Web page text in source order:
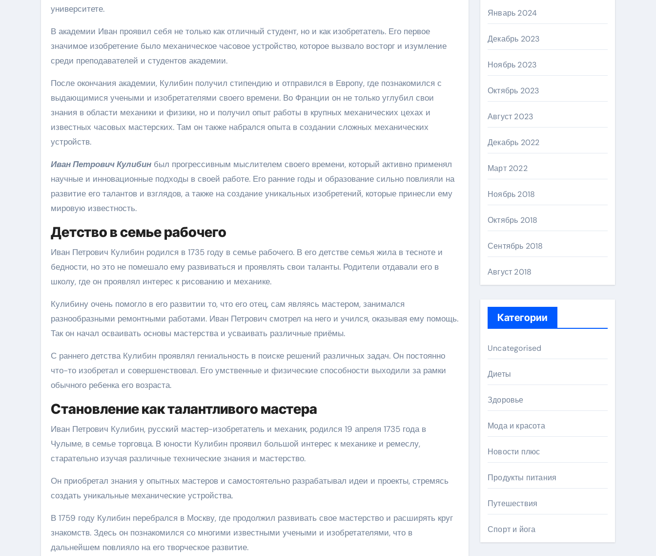
университете.
В академии Иван проявил себя не только как отличный студент, но и как изобретатель. Его первое
значимое изобретение было механическое часовое устройство, которое вызвало восторг и изумление
среди преподавателей и студентов академии.
После окончания академии, Кулибин получил стипендию и отправился в Европу, где познакомился с
выдающимися учеными и изобретателями своего времени. Во Франции он не только углубил свои
знания в области механики и физики, но и получил опыт работы в крупных механических цехах и
известных часовых мастерских. Там он также набрался опыта в создании сложных механических
устройств.
Иван Петрович Кулибин был прогрессивным мыслителем своего времени, который активно применял
научные и инновационные подходы в своей работе. Его ранние годы и образование сильно повлияли на
развитие его талантов и взглядов, а также на создание уникальных изобретений, которые принесли ему
мировую известность.
Детство в семье рабочего
Иван Петрович Кулибин родился в 1735 году в семье рабочего. В его детстве семья жила в тесноте и
бедности, но это не помешало ему развиваться и проявлять свои таланты. Родители отдавали его в
школу, где он проявлял интерес к рисованию и механике.
Кулибину очень помогло в его развитии то, что его отец, сам являясь мастером, занимался
разнообразными ремонтными работами. Иван Петрович смотрел на него и учился, оказывая ему помощь.
Так он начал осваивать основы мастерства и усваивать различные приёмы.
С раннего детства Кулибин проявлял гениальность в поиске решений различных задач. Он постоянно
что-то изобретал и совершенствовал. Его умственные и физические способности выходили за рамки
обычного ребенка его возраста.
Становление как талантливого мастера
Иван Петрович Кулибин, русский мастер-изобретатель и механик, родился 19 апреля 1735 года в
Чулыме, в семье торговца. В юности Кулибин проявил большой интерес к механике и ремеслу,
старательно изучая различные технические знания и мастерство.
Он приобретал знания у опытных мастеров и самостоятельно разрабатывал идеи и проекты, стремясь
создать уникальные механические устройства.
В 1759 году Кулибин перебрался в Москву, где продолжил развивать свое мастерство и расширять круг
знакомств. Здесь он познакомился со многими известными учеными и изобретателями, что в
дальнейшем повлияло на его творческое развитие.
Январь 2024
Декабрь 2023
Ноябрь 2023
Октябрь 2023
Август 2023
Декабрь 2022
Март 2022
Ноябрь 2018
Октябрь 2018
Сентябрь 2018
Август 2018
Категории
Uncategorised
Диеты
Здоровье
Мода и красота
Новости плюс
Продукты питания
Путешествия
Спорт и йога